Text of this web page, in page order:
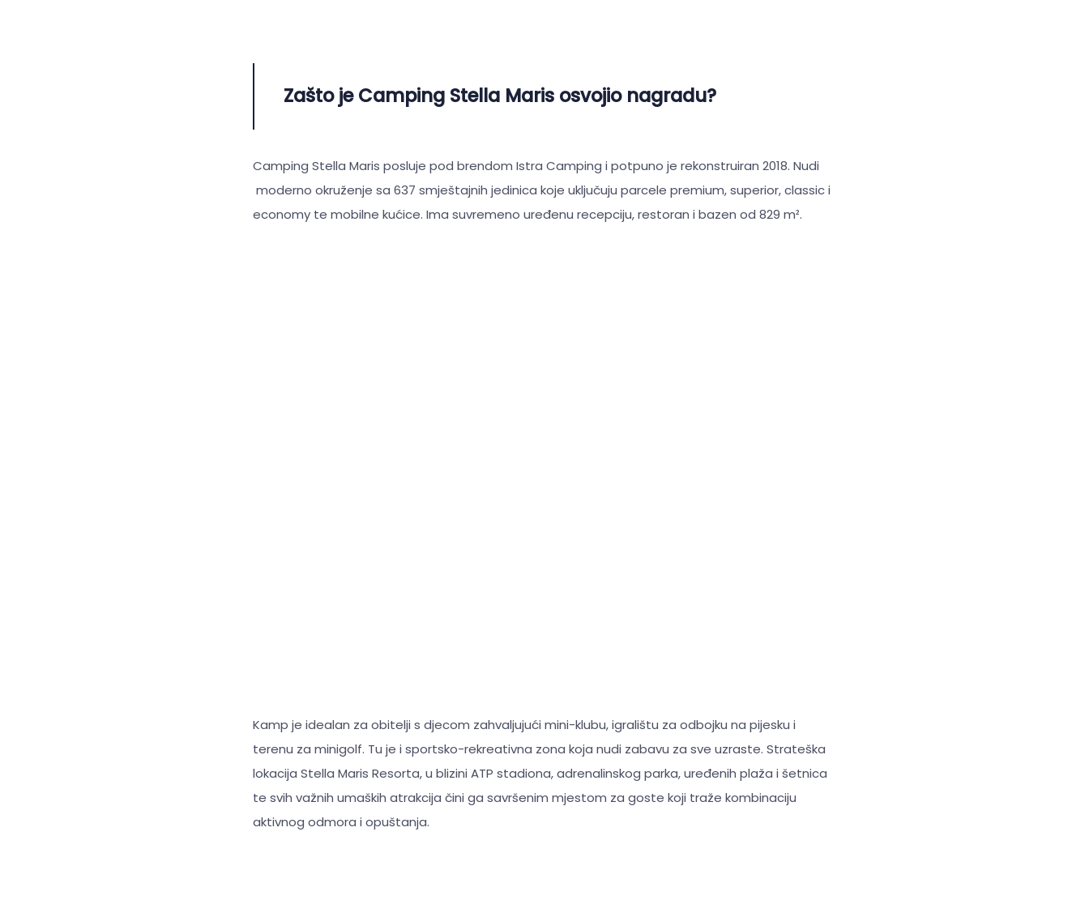
Zašto je Camping Stella Maris osvojio nagradu?
Camping Stella Maris posluje pod brendom Istra Camping i potpuno je rekonstruiran 2018. Nudi
moderno okruženje sa 637 smještajnih jedinica koje uključuju parcele premium, superior, classic i
economy te mobilne kućice. Ima suvremeno uređenu recepciju, restoran i bazen od 829 m².
Kamp je idealan za obitelji s djecom zahvaljujući mini-klubu, igralištu za odbojku na pijesku i
terenu za minigolf. Tu je i sportsko-rekreativna zona koja nudi zabavu za sve uzraste. Strateška
lokacija Stella Maris Resorta, u blizini ATP stadiona, adrenalinskog parka, uređenih plaža i šetnica
te svih važnih umaških atrakcija čini ga savršenim mjestom za goste koji traže kombinaciju
aktivnog odmora i opuštanja.